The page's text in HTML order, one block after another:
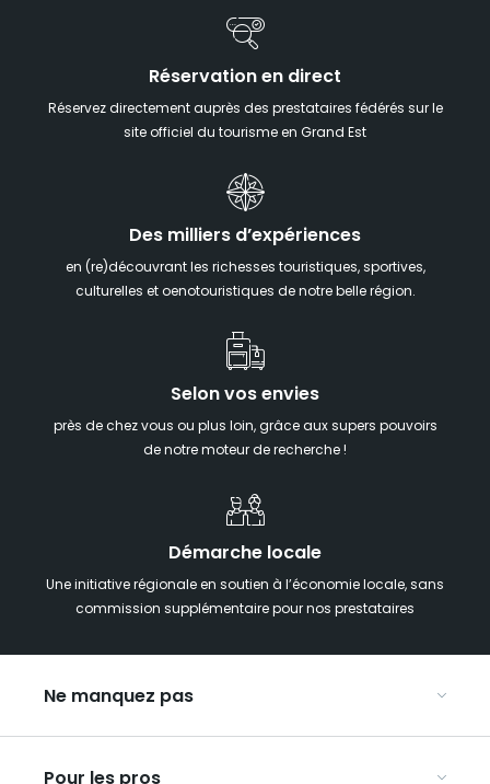
Réservation en direct
Réservez directement auprès des prestataires fédérés sur le
site officiel du tourisme en Grand Est
Des milliers d’expériences
en (re)découvrant les richesses touristiques, sportives,
culturelles et oenotouristiques de notre belle région.
Selon vos envies
près de chez vous ou plus loin, grâce aux supers pouvoirs
de notre moteur de recherche !
Démarche locale
Une initiative régionale en soutien à l’économie locale, sans
commission supplémentaire pour nos prestataires
Ne manquez pas